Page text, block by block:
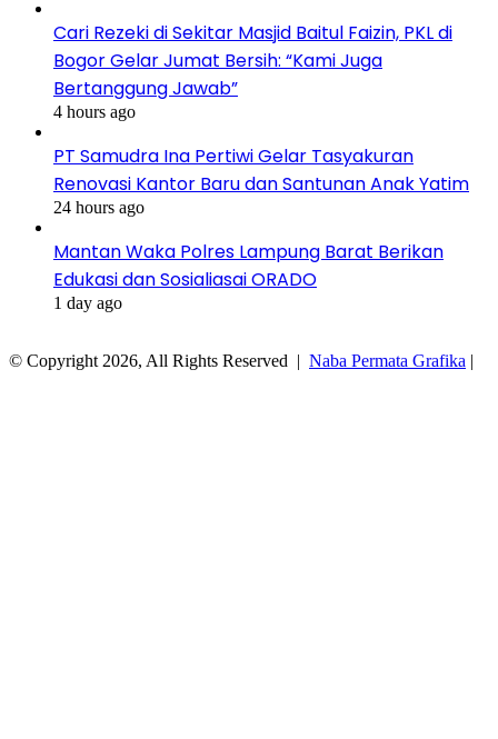
Cari Rezeki di Sekitar Masjid Baitul Faizin, PKL di
Bogor Gelar Jumat Bersih: “Kami Juga
Bertanggung Jawab”
4 hours ago
PT Samudra Ina Pertiwi Gelar Tasyakuran
Renovasi Kantor Baru dan Santunan Anak Yatim
24 hours ago
Mantan Waka Polres Lampung Barat Berikan
Edukasi dan Sosialiasai ORADO
1 day ago
© Copyright 2026, All Rights Reserved | Naba Permata Grafika |